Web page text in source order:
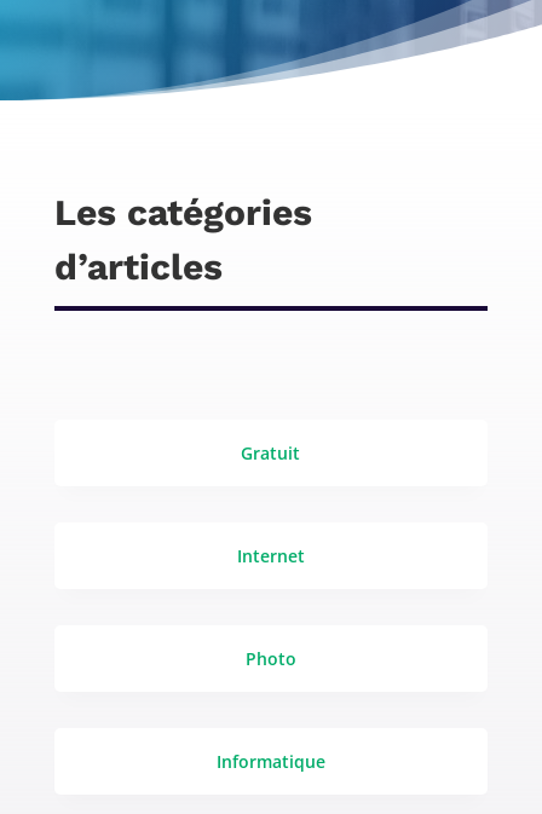
Les catégories
d’articles
Gratuit
Internet
Photo
Informatique